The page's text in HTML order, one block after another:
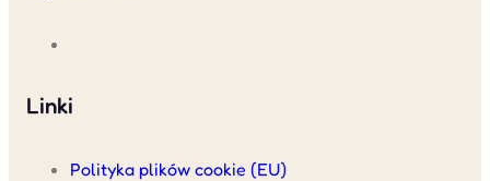
Linki
Polityka plików cookie (EU)